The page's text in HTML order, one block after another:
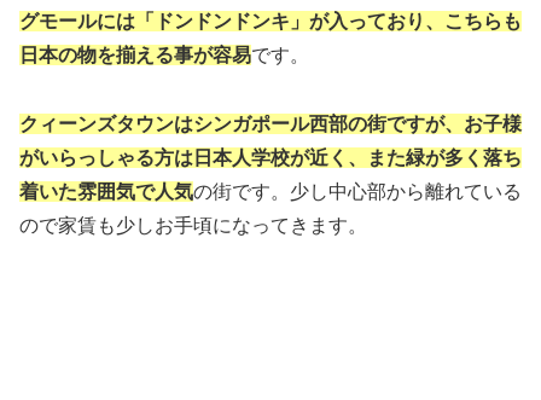
グモールには「ドンドンドンキ」が入っており、こちらも
日本の物を揃える事が容易です。
クィーンズタウンはシンガポール西部の街ですが、お子様
がいらっしゃる方は日本人学校が近く、また緑が多く落ち
着いた雰囲気で人気の街です。少し中心部から離れている
ので家賃も少しお手頃になってきます。